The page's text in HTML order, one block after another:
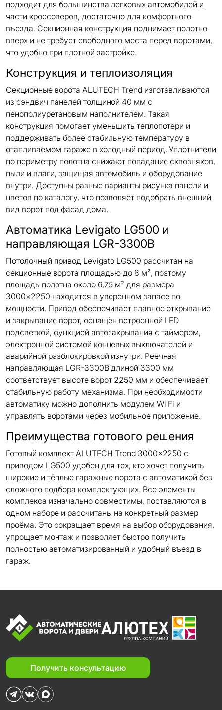
подходит для большинства легковых автомобилей и
части кроссоверов, достаточно для комфортного
въезда. Секционная конструкция поднимает полотно
вверх и не требует свободного места перед воротами,
что удобно при плотной застройке.
Конструкция и теплоизоляция
Секционные ворота ALUTECH Trend изготавливаются
из сэндвич панелей толщиной 40 мм с
пенополиуретановым наполнителем. Такая
конструкция помогает уменьшить теплопотери и
поддерживать более стабильную температуру в
отапливаемом гараже в холодный период. Уплотнители
по периметру полотна снижают попадание сквозняков,
пыли и влаги, защищая автомобиль и оборудование
внутри. Доступны разные варианты рисунка панели и
цветов по каталогу, что позволяет подобрать внешний
вид ворот под фасад дома.
Автоматика Levigato LG500 и
направляющая LGR-3300B
Потолочный привод Levigato LG500 рассчитан на
секционные ворота площадью до 8 м², поэтому
площадь полотна около 6,75 м² для размера
3000×2250 находится в уверенном запасе по
мощности. Привод обеспечивает плавное открывание
и закрывание ворот, оснащён встроенной LED
подсветкой, функцией автозакрывания с таймером,
электронной системой концевых выключателей и
аварийной разблокировкой изнутри. Реечная
направляющая LGR-3300B длиной 3300 мм
соответствует высоте ворот 2250 мм и обеспечивает
стабильную работу механизма. При необходимости
автоматику можно дополнить модулем Wi Fi и
управлять воротами через мобильное приложение.
Преимущества готового решения
Готовый комплект ALUTECH Trend 3000×2250 с
приводом LG500 удобен для тех, кто хочет получить
широкие и тёплые гаражные ворота с автоматикой без
сложного подбора комплектующих. Все элементы
комплекса изначально совместимы, поставляются в
одном наборе и рассчитаны на конкретный размер
проёма. Это сокращает время на выбор оборудования,
упрощает монтаж и позволяет быстро получить
полностью автоматизированный и удобный въезд в
гараж.
Получить консультацию